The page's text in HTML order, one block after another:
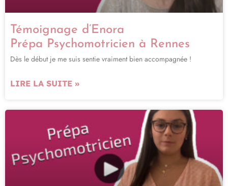
Témoignage d’Enora
Prépa Psychomotricien à Rennes
Dès le début je me suis sentie vraiment bien accompagnée !
LIRE LA SUITE »